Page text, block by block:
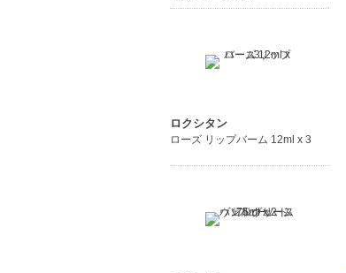
ロクシタン
ローズ リップバーム 12ml x 3